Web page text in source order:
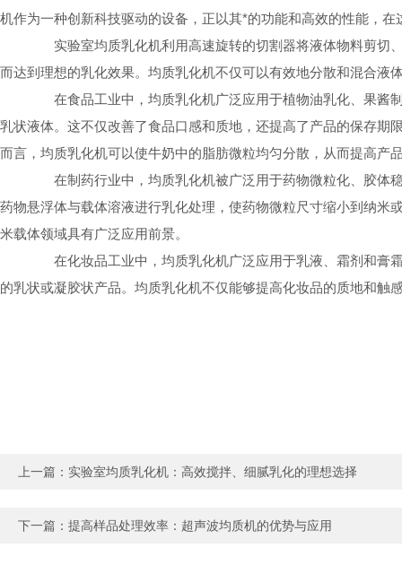
机作为一种创新科技驱动的设备，正以其*的功能和高效的性能，
实验室均质乳化机利用高速旋转的切割器将液体物料剪切
而达到理想的乳化效果。均质乳化机不仅可以有效地分散和混合液
在食品工业中，均质乳化机广泛应用于植物油乳化、果酱
乳状液体。这不仅改善了食品口感和质地，还提高了产品的保存
而言，均质乳化机可以使牛奶中的脂肪微粒均匀分散，从而提高产
在制药行业中，均质乳化机被广泛用于药物微粒化、胶体
药物悬浮体与载体溶液进行乳化处理，使药物微粒尺寸缩小到纳
米载体领域具有广泛应用前景。
在化妆品工业中，均质乳化机广泛应用于乳液、霜剂和膏
的乳状或凝胶状产品。均质乳化机不仅能够提高化妆品的质地和
上一篇： 实验室均质乳化机：高效搅拌、细腻乳化的理想选择
下一篇： 提高样品处理效率：超声波均质机的优势与应用